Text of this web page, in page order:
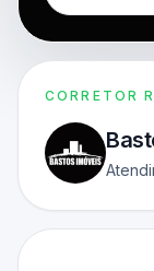
CORRETOR